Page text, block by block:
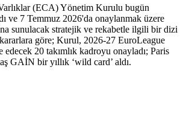
(ECA) Yönetim Kurulu bugün
ve 7 Temmuz 2026'da onaylanmak üzere
sunulacak stratejik ve rekabetle ilgili bir dizi
göre; Kurul, 2026-27 EuroLeague
edecek 20 takımlık kadroyu onayladı; Paris
GAİN bir yıllık ‘wild card’ aldı.